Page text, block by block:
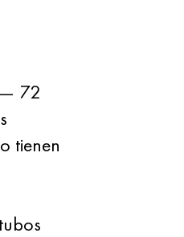
72
tienen